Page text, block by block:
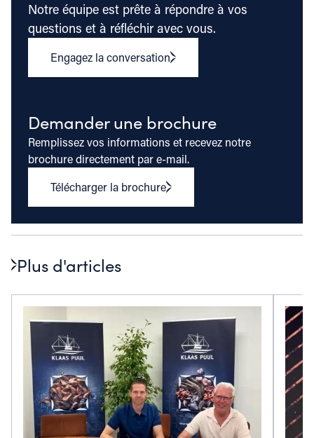
Notre équipe est prête à répondre à vos
questions et à réfléchir avec vous.
Engagez la conversation
Demander une brochure
Remplissez vos informations et recevez notre
brochure directement par e-mail.
Télécharger la brochure
Plus d'articles